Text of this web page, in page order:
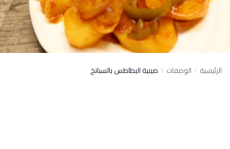
الرئيسية الوصفات صينية البطاطس بالسبانخ